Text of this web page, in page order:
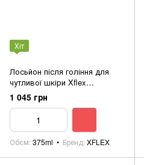
Хіт
Лосьйон після гоління для
чутливої шкіри Xflex
Aftershave Original 375ml
1 045 грн
Обєм 375ml Бренд XFLEX